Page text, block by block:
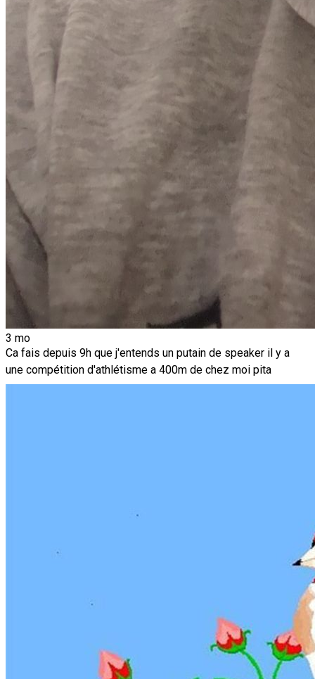
3 mo
Ca fais depuis 9h que j'entends un putain de speaker il y a
une compétition d'athlétisme a 400m de chez moi pita